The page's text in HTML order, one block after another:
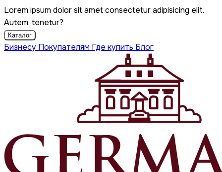
Lorem ipsum dolor sit amet consectetur adipisicing elit.
Autem, tenetur?
Каталог
Бизнесу Покупателям Где купить Блог